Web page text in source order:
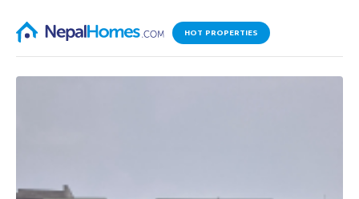
HOT PROPERTIES